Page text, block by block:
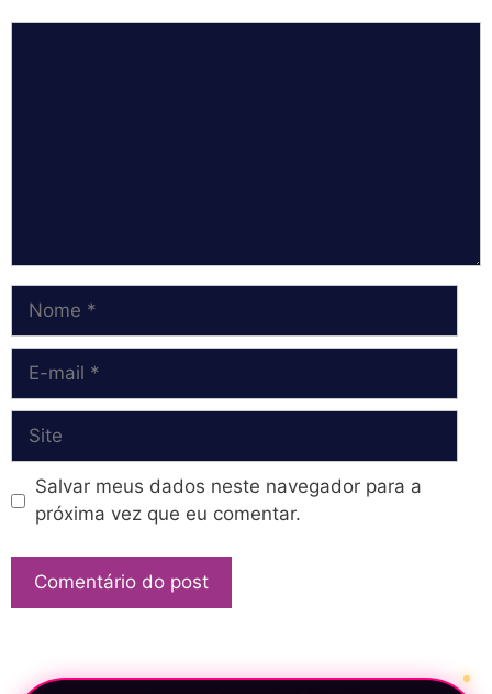
Nome
Site
Salvar meus dados neste navegador para a
próxima vez que eu comentar.